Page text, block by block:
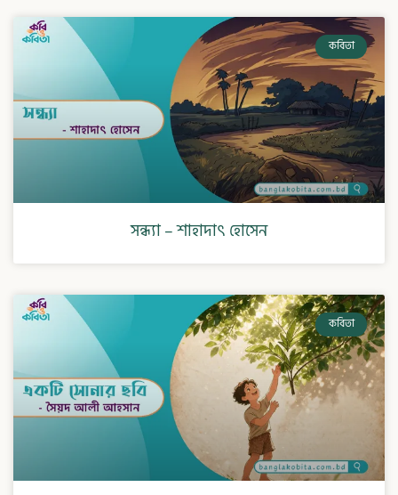
কবিতা
সন্ধ্যা – শাহাদাৎ হোসেন
কবিতা